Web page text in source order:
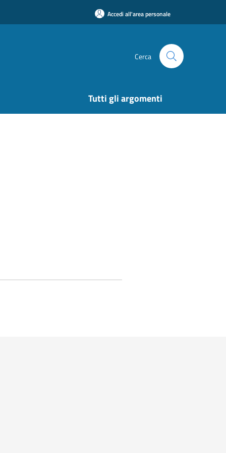
Accedi all'area personale
Cerca
Tutti gli argomenti